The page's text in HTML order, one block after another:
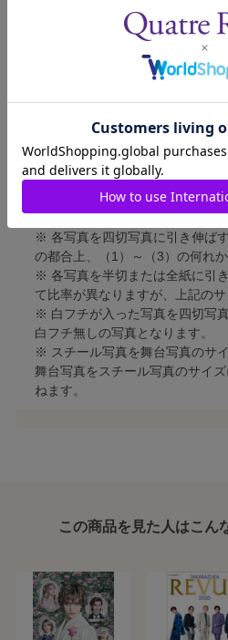
短辺 217mm × 長
短辺 213mm × 長
短辺 254mm × 長
半切写真
短辺 305mm × 長
短辺 402mm × 長
写真のサイズにつきまして、下記
※ 宝塚大劇場および新人公演の
に白フチが入ります。
※ 各写真を四切写真に引き伸ば
の都合上、（1）～（3）の何れ
※ 各写真を半切または全紙に引
て比率が異なりますが、上記の
※ 白フチが入った写真を四切写
白フチ無しの写真となります。
※ スチール写真を舞台写真のサ
舞台写真をスチール写真のサイ
ねます。
この商品を見た人はこん